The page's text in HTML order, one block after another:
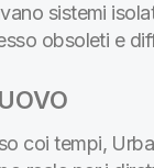
sistemi
obsoleti e
coi tempi,